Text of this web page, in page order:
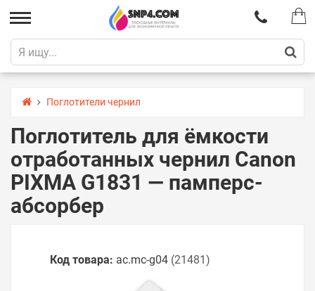
Поглотители чернил
Поглотитель для ёмкости
отработанных чернил Canon
PIXMA G1831 — памперс-
абсорбер
Код товара: ac.mc-g04 (21481)